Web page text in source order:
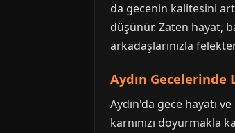
da gecenin kalitesini
düşünür. Zaten hayat,
arkadaşlarınızla
Aydın
Aydın'da gece hayatı
karnınızı doyurmakla